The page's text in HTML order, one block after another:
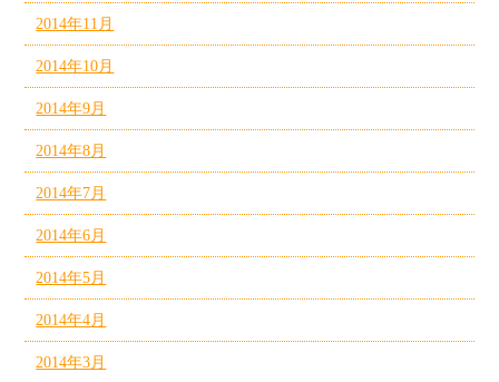
2014年11月
2014年10月
2014年9月
2014年8月
2014年7月
2014年6月
2014年5月
2014年4月
2014年3月